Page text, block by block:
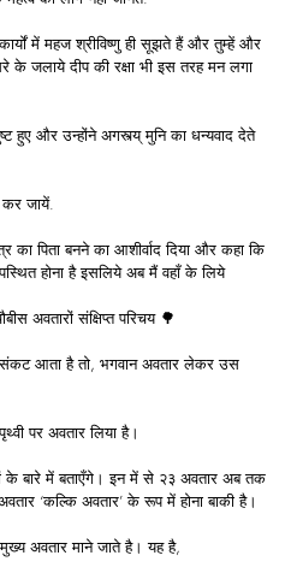
में महज श्रीविष्णु ही सूझते हैं और तुम्हें और
के जलाये दीप की रक्षा भी इस तरह मन लगा
हुए और उन्होंने अगस्त्य् मुनि का धन्यवाद देते
जायें.
का पिता बनने का आशीर्वाद दिया और कहा कि
होना है इसलिये अब मैं वहाँ के लिये
अवतारों संक्षिप्त परिचय 🌳
संकट आता है तो, भगवान अवतार लेकर उस
पर अवतार लिया है।
बारे में बताएँगे। इन में से २३ अवतार अब तक
‘कल्कि अवतार’ के रूप में होना बाकी है।
अवतार माने जाते है। यह है,